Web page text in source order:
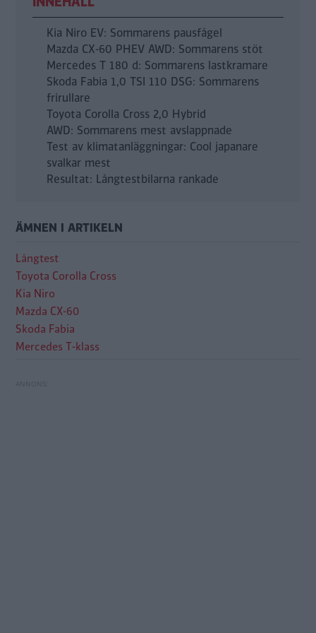
Kia Niro EV: Sommarens pausfågel
Mazda CX-60 PHEV AWD: Sommarens stöt
Mercedes T 180 d: Sommarens lastkramare
Skoda Fabia 1,0 TSI 110 DSG: Sommarens
frirullare
Toyota Corolla Cross 2,0 Hybrid
AWD: Sommarens mest avslappnade
Test av klimatanläggningar: Cool japanare
svalkar mest
Resultat: Långtestbilarna rankade
ÄMNEN I ARTIKELN
Långtest
Toyota Corolla Cross
Kia Niro
Mazda CX-60
Skoda Fabia
Mercedes T-klass